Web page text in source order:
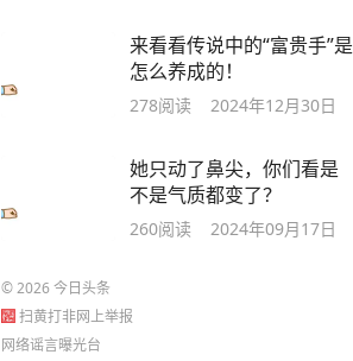
来看看传说中的“富贵手”是
怎么养成的！
278阅读 2024年12月30日
她只动了鼻尖，你们看是
不是气质都变了？
260阅读 2024年09月17日
©2026今日头条
扫黄打非网上举报
网络谣言曝光台